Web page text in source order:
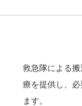
救急隊による
療を提供し、
ます。